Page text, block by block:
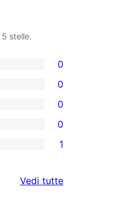
5 stelle.
0
0
0
0
1
Vedi tuttele